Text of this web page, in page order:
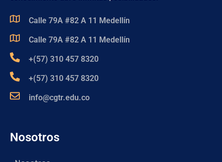
Calle 79A #82 A 11 Medellín
Calle 79A #82 A 11 Medellín
+(57) 310 457 8320
+(57) 310 457 8320
info@cgtr.edu.co
Nosotros